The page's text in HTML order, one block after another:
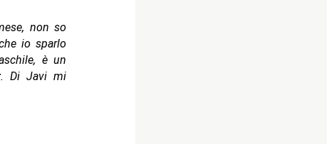
non so
io sparlo
è un
. Di Javi mi